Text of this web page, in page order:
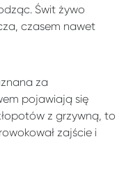
Świt żywo
czasem nawet
za
pojawiają się
z grzywną, to
zajście i